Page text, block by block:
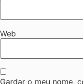
Web
Gardar o meu nome,